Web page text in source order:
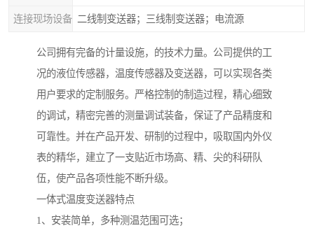
连接现场设备 二线制变送器；三线制变送器；电流源
公司拥有完备的计量设施，的技术力量。公司提供的工
况的液位传感器，温度传感器及变送器，可以实现各类
用户要求的定制服务。严格控制的制造过程，精心细致
的调试，精密完善的测量调试装备，保证了产品精度和
可靠性。并在产品开发、研制的过程中，吸取国内外仪
表的精华，建立了一支贴近市场高、精、尖的科研队
伍，使产品各项性能不断升级。
一体式温度变送器特点
1、安装简单，多种测温范围可选；